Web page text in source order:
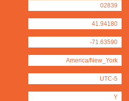
02839
41.94180
-71.63590
America/New_York
UTC-5
Y